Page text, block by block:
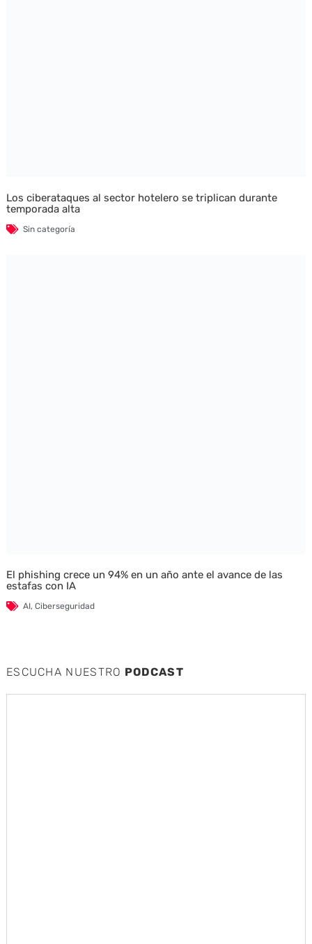
Los ciberataques al sector hotelero se triplican durante
temporada alta
Sin categoría
El phishing crece un 94% en un año ante el avance de las
estafas con IA
AI, Ciberseguridad
ESCUCHA NUESTRO PODCAST